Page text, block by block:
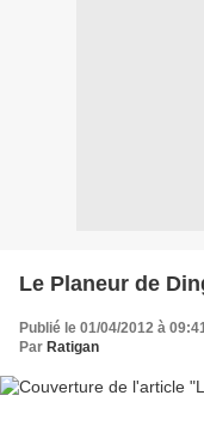
Le Planeur de
Publié le 01/04/2012 à
Par Ratigan